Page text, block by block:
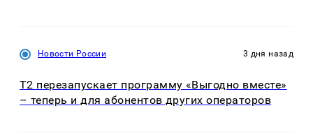
Новости России 3 дня назад
Т2 перезапускает программу «Выгодно вместе»
– теперь и для абонентов других операторов